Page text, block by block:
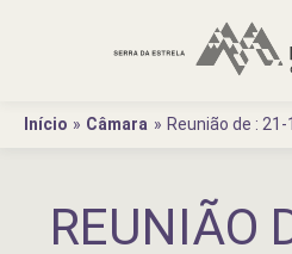
Início
Câmara Reunião de :
REUNIÃO